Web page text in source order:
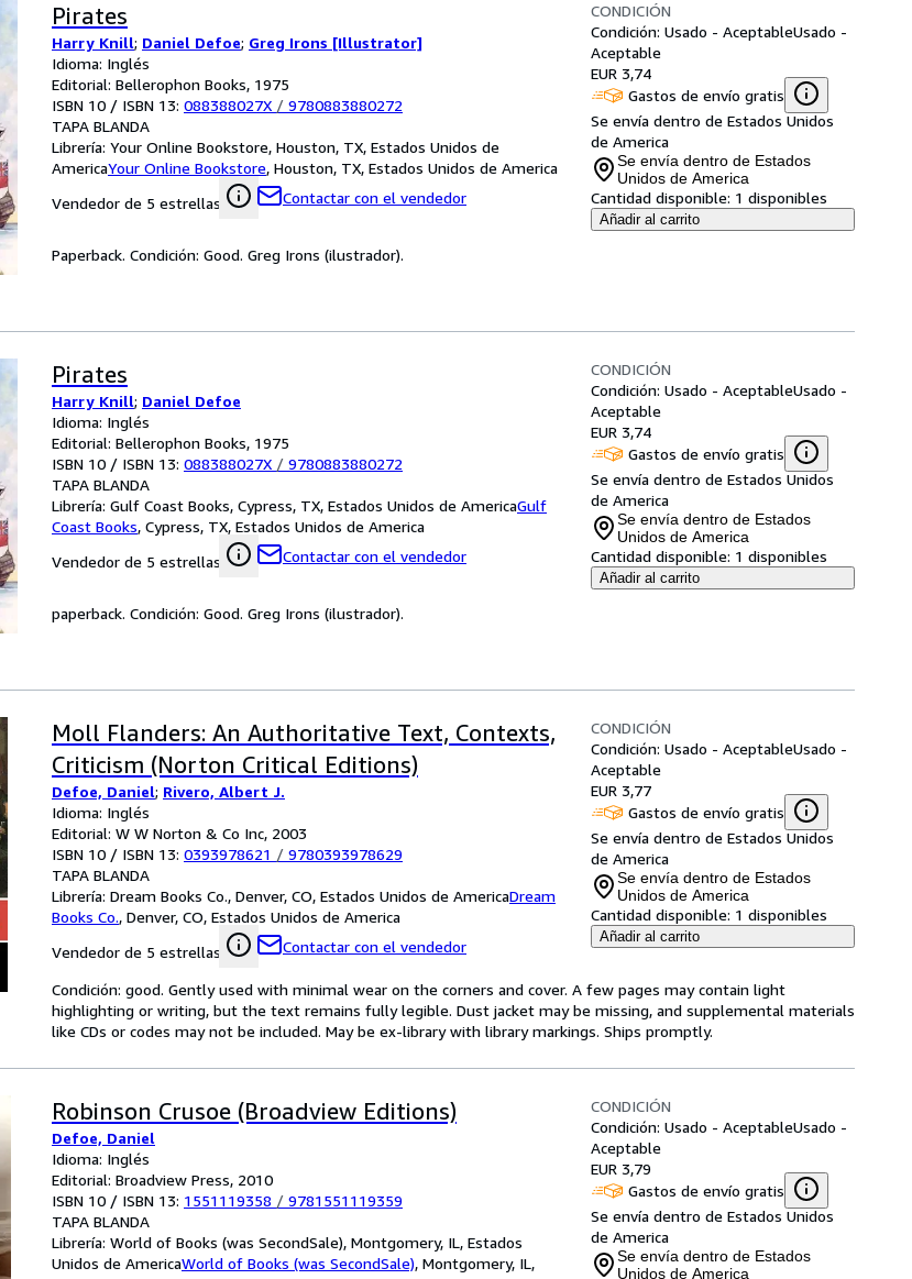
Pirates
Harry Knill; Daniel Defoe; Greg Irons [Illustrator]
Idioma: Inglés
Editorial: Bellerophon Books, 1975
ISBN 10 / ISBN 13: 088388027X / 9780883880272
TAPA BLANDA
Librería: Your Online Bookstore, Houston, TX, Estados Unidos de
AmericaYour Online Bookstore, Houston, TX, Estados Unidos de America
Vendedor de 5 estrellas
Contactar con el vendedor
CONDICIÓN
Condición: Usado - AceptableUsado -
Aceptable
EUR 3,74
Gastos de envío gratis
Se envía dentro de Estados Unidos
de America
Se envía dentro de Estados
Unidos de America
Cantidad disponible: 1 disponibles
Añadir al carrito
Paperback. Condición: Good. Greg Irons (ilustrador).
Pirates
Harry Knill; Daniel Defoe
Idioma: Inglés
Editorial: Bellerophon Books, 1975
ISBN 10 / ISBN 13: 088388027X / 9780883880272
TAPA BLANDA
Librería: Gulf Coast Books, Cypress, TX, Estados Unidos de AmericaGulf
Coast Books, Cypress, TX, Estados Unidos de America
Vendedor de 5 estrellas
Contactar con el vendedor
CONDICIÓN
Condición: Usado - AceptableUsado -
Aceptable
EUR 3,74
Gastos de envío gratis
Se envía dentro de Estados Unidos
de America
Se envía dentro de Estados
Unidos de America
Cantidad disponible: 1 disponibles
Añadir al carrito
paperback. Condición: Good. Greg Irons (ilustrador).
Moll Flanders: An Authoritative Text, Contexts,
Criticism (Norton Critical Editions)
Defoe, Daniel; Rivero, Albert J.
Idioma: Inglés
Editorial: W W Norton & Co Inc, 2003
ISBN 10 / ISBN 13: 0393978621 / 9780393978629
TAPA BLANDA
Librería: Dream Books Co., Denver, CO, Estados Unidos de AmericaDream
Books Co., Denver, CO, Estados Unidos de America
Vendedor de 5 estrellas
Contactar con el vendedor
CONDICIÓN
Condición: Usado - AceptableUsado -
Aceptable
EUR 3,77
Gastos de envío gratis
Se envía dentro de Estados Unidos
de America
Se envía dentro de Estados
Unidos de America
Cantidad disponible: 1 disponibles
Añadir al carrito
Condición: good. Gently used with minimal wear on the corners and cover. A few pages may contain light
highlighting or writing, but the text remains fully legible. Dust jacket may be missing, and supplemental materials
like CDs or codes may not be included. May be ex-library with library markings. Ships promptly.
Robinson Crusoe (Broadview Editions)
Defoe, Daniel
Idioma: Inglés
Editorial: Broadview Press, 2010
ISBN 10 / ISBN 13: 1551119358 / 9781551119359
TAPA BLANDA
Librería: World of Books (was SecondSale), Montgomery, IL, Estados
Unidos de AmericaWorld of Books (was SecondSale), Montgomery, IL,
CONDICIÓN
Condición: Usado - AceptableUsado -
Aceptable
EUR 3,79
Gastos de envío gratis
Se envía dentro de Estados Unidos
de America
Se envía dentro de Estados
Unidos de America